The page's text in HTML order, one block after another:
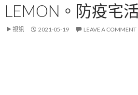
LEMON。防疫宅
視訊 2021-05-19 LEAVE A COMMENT